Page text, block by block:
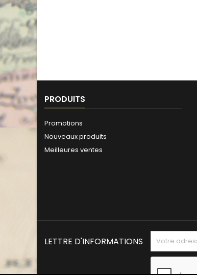
PRODUITS
Promotions
Nouveaux produits
Meilleures ventes
LETTRE D'INFORMATIONS